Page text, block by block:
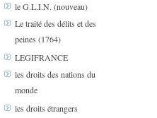
le G.L.I.N. (nouveau)
Le traité des délits et des
peines (1764)
LEGIFRANCE
les droits des nations du
monde
les droits étrangers